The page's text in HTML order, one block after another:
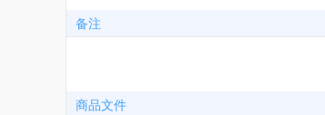
备注
商品文件